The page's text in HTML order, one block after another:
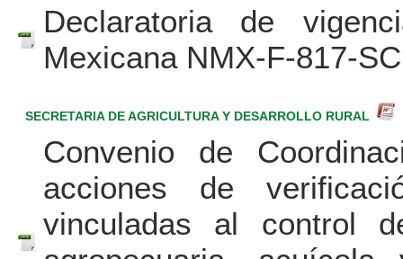
Declaratoria de
Mexicana NMX-F-817-
SECRETARIA DE AGRICULTURA Y DESARROLLO RURAL
Convenio de
acciones de
vinculadas al control